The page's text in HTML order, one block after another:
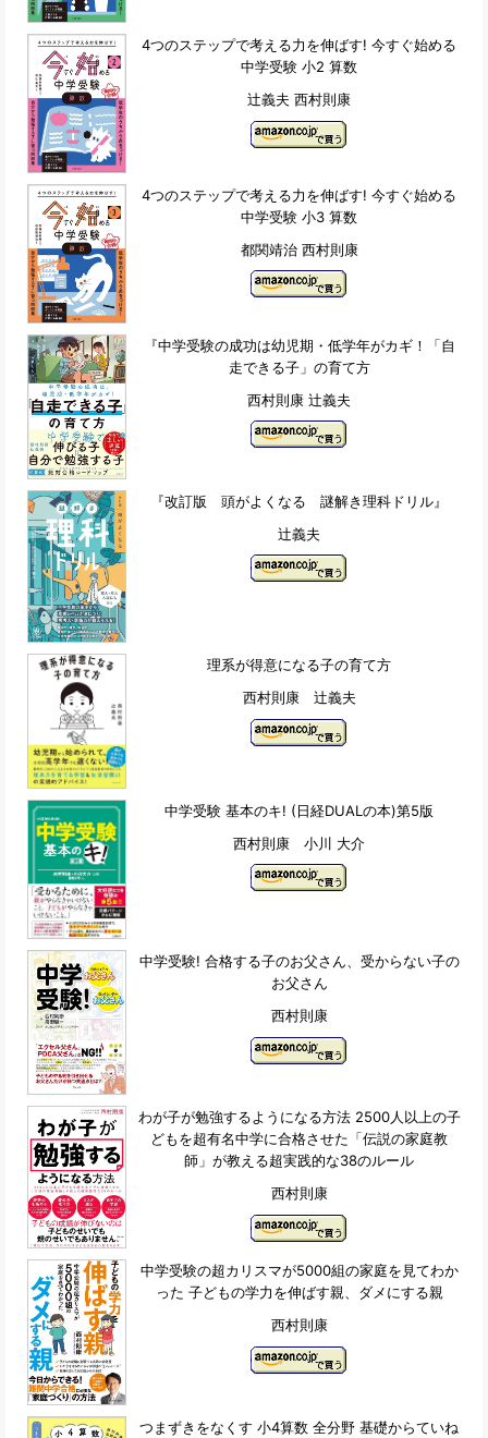
4つのステップで考える力を伸ばす! 今すぐ始める
中学受験 小2 算数
辻義夫 西村則康
4つのステップで考える力を伸ばす! 今すぐ始める
中学受験 小3 算数
都関靖治 西村則康
『中学受験の成功は幼児期・低学年がカギ！「自
走できる子」の育て方
西村則康 辻義夫
『改訂版 頭がよくなる 謎解き理科ドリル』
辻義夫
理系が得意になる子の育て方
西村則康 辻義夫
中学受験 基本のキ! (日経DUALの本)第5版
西村則康 小川 大介
中学受験! 合格する子のお父さん、受からない子の
お父さん
西村則康
わが子が勉強するようになる方法 2500人以上の子
どもを超有名中学に合格させた「伝説の家庭教
師」が教える超実践的な38のルール
西村則康
中学受験の超カリスマが5000組の家庭を見てわか
った 子どもの学力を伸ばす親、ダメにする親
西村則康
つまずきをなくす 小4算数 全分野 基礎からていね